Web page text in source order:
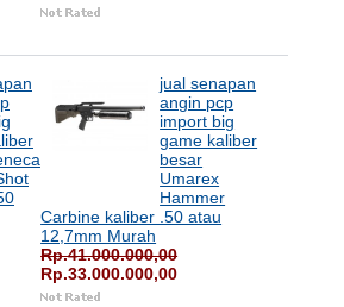
jual senapan
angin pcp
import big
game kaliber
besar
Umarex
Hammer
Carbine kaliber .50 atau
12,7mm Murah
Rp.41.000.000,00
Rp.33.000.000,00